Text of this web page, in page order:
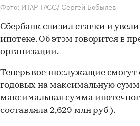
Фото: ИТАР-ТАСС/ Сергей Бобылев
Сбербанк снизил ставки и
ипотеке. Об этом говорится в
организации.
Теперь военнослужащие смогут
годовых на максимальную
максимальная сумма
составляла 2,629 млн руб.).